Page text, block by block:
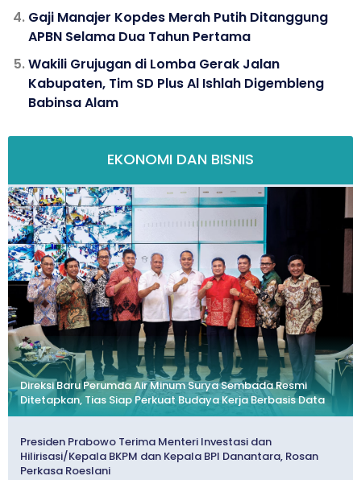
Gaji Manajer Kopdes Merah Putih Ditanggung
APBN Selama Dua Tahun Pertama
Wakili Grujugan di Lomba Gerak Jalan
Kabupaten, Tim SD Plus Al Ishlah Digembleng
Babinsa Alam
EKONOMI DAN BISNIS
Direksi Baru Perumda Air Minum Surya Sembada Resmi
Ditetapkan, Tias Siap Perkuat Budaya Kerja Berbasis Data
Presiden Prabowo Terima Menteri Investasi dan
Hilirisasi/Kepala BKPM dan Kepala BPI Danantara, Rosan
Perkasa Roeslani